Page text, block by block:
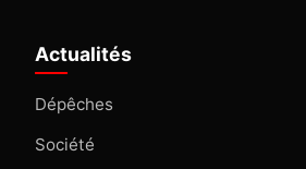
Actualités
Dépêches
Société